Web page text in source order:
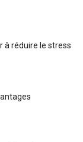
à réduire le stress